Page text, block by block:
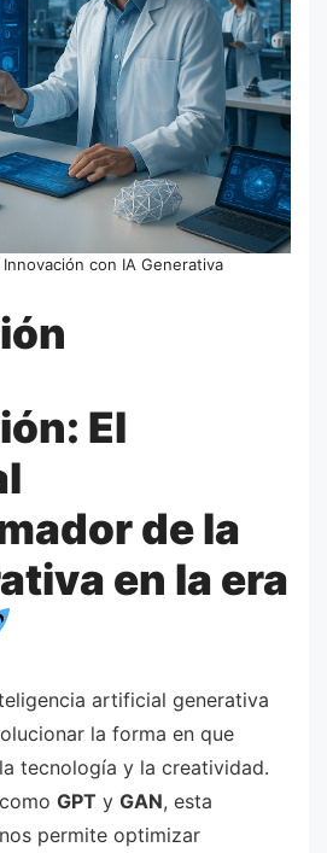
Innovación con IA Generativa
El
de la
en la era
artificial generativa
la forma en que
tecnología y la creatividad.
GPT y GAN, esta
permite optimizar